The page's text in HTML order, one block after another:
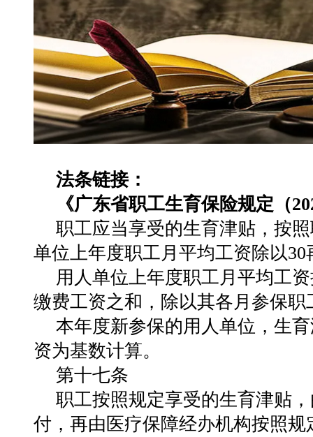
法条链接：
《广东省职工生育保险规定（
职工应当享受的生育津贴，按
单位上年度职工月平均工资除以
用人单位上年度职工月平均工
缴费工资之和，除以其各月参保职
本年度新参保的用人单位，生
资为基数计算。
第十七条
职工按照规定享受的生育津贴
付，再由医疗保障经办机构按照